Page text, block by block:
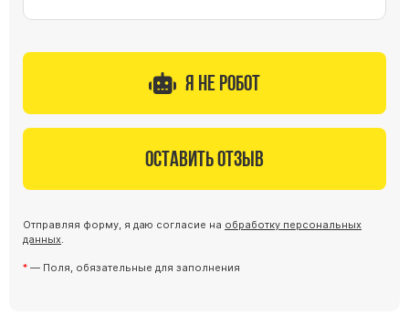
Я не робот
Оставить отзыв
Отправляя форму, я даю согласие на обработку персональных
данных.
— Поля, обязательные для заполнения